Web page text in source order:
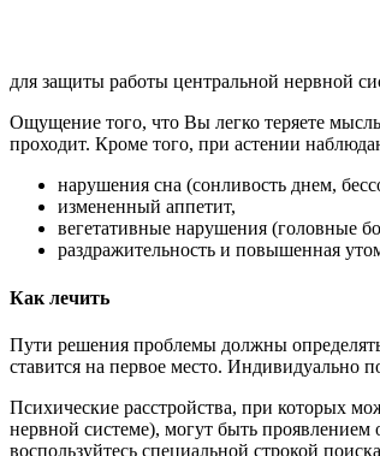
для защиты работы центральной нервной
Ощущение того, что Вы легко теряете
проходит. Кроме того, при астении
нарушения сна (сонливость днем,
измененный аппетит,
вегетативные нарушения (головные
раздражительность и повышенная
Как лечить
Пути решения проблемы должны
ставится на первое место. Индивидуально
Психические расстройства, при которых
нервной системе), могут быть проявлением
воспользуйтесь специальной строкой